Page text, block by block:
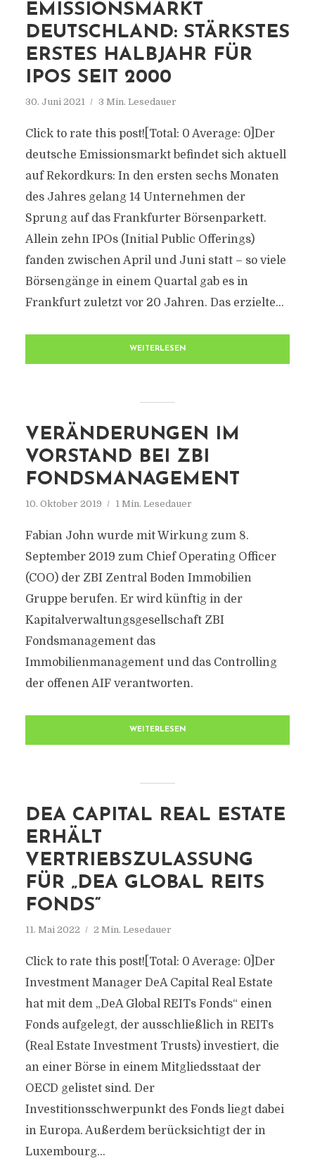
EMISSIONSMARKT
DEUTSCHLAND: STÄRKSTES
ERSTES HALBJAHR FÜR
IPOS SEIT 2000
30. Juni 2021 3 Min. Lesedauer
Click to rate this post![Total: 0 Average: 0]Der
deutsche Emissionsmarkt befindet sich aktuell
auf Rekordkurs: In den ersten sechs Monaten
des Jahres gelang 14 Unternehmen der
Sprung auf das Frankfurter Börsenparkett.
Allein zehn IPOs (Initial Public Offerings)
fanden zwischen April und Juni statt – so viele
Börsengänge in einem Quartal gab es in
Frankfurt zuletzt vor 20 Jahren. Das erzielte...
WEITERLESEN
VERÄNDERUNGEN IM
VORSTAND BEI ZBI
FONDSMANAGEMENT
10. Oktober 2019 1 Min. Lesedauer
Fabian John wurde mit Wirkung zum 8.
September 2019 zum Chief Operating Officer
(COO) der ZBI Zentral Boden Immobilien
Gruppe berufen. Er wird künftig in der
Kapitalverwaltungsgesellschaft ZBI
Fondsmanagement das
Immobilienmanagement und das Controlling
der offenen AIF verantworten.
WEITERLESEN
DEA CAPITAL REAL ESTATE
ERHÄLT
VERTRIEBSZULASSUNG
FÜR „DEA GLOBAL REITS
FONDS“
11. Mai 2022 2 Min. Lesedauer
Click to rate this post![Total: 0 Average: 0]Der
Investment Manager DeA Capital Real Estate
hat mit dem „DeA Global REITs Fonds“ einen
Fonds aufgelegt, der ausschließlich in REITs
(Real Estate Investment Trusts) investiert, die
an einer Börse in einem Mitgliedsstaat der
OECD gelistet sind. Der
Investitionsschwerpunkt des Fonds liegt dabei
in Europa. Außerdem berücksichtigt der in
Luxembourg...